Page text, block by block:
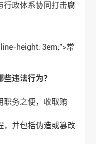
行政体系协同打击腐
height: 3em;">常
违法行为？
职务之便，收取贿
，并包括伪造或篡改